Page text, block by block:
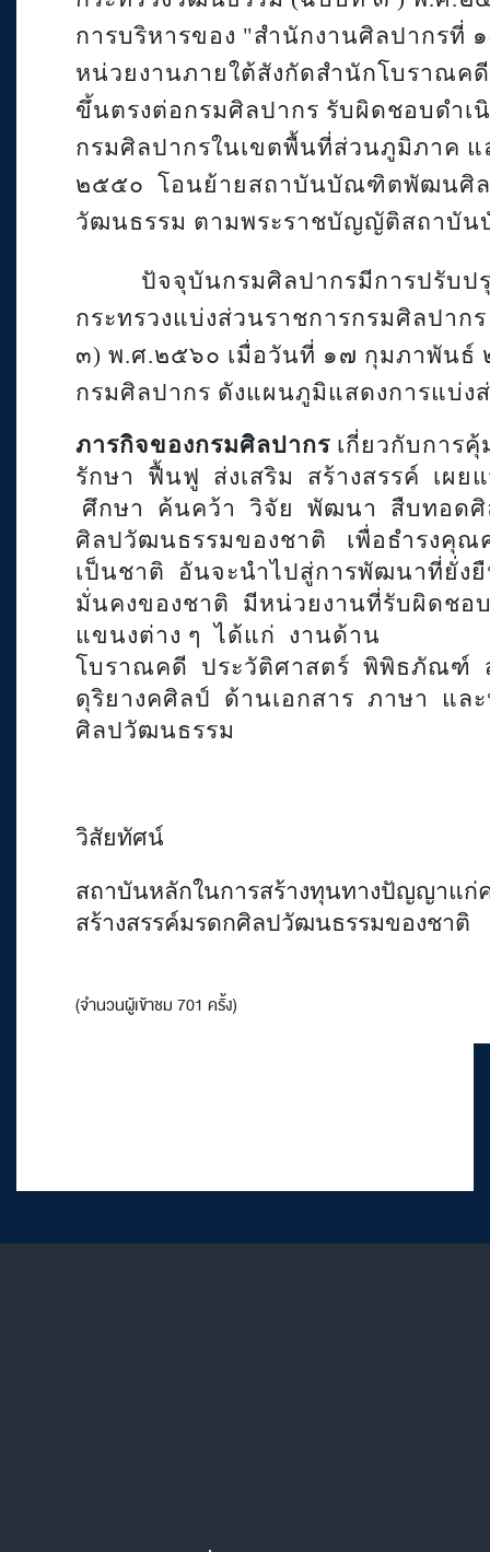
การบริหารของ "สำนักงานศิลปากรที่
หน่วยงานภายใต้สังกัดสำนักโบราณค
ขึ้นตรงต่อกรมศิลปากร รับผิดชอบดำ
กรมศิลปากรในเขตพื้นที่ส่วนภูมิภาค
๒๕๕๐ โอนย้ายสถาบันบัณฑิตพัฒนศิล
วัฒนธรรม ตามพระราชบัญญัติสถา
ปัจจุบันกรมศิลปากรมีการปรับป
กระทรวงแบ่งส่วนราชการกรมศิลปาก
๓) พ.ศ.๒๕๖๐ เมื่อวันที่ ๑๗ กุมภาพันธ์
กรมศิลปากร ดังแผนภูมิแสดงการแบ่ง
ภารกิจของกรมศิลปากร เกี่ยวกับการคุ้
รักษา
ฟื้นฟู ส่งเสริม สร้างสรรค์
เผย
ศึกษา
ค้นคว้า วิจัย พัฒนา
สืบทอดศิ
ศิลปวัฒนธรรมของชาติ
เพื่อธำรงคุ
เป็นชาติ
อันจะนำไปสู่การพัฒนาที่ยั่ง
มั่นคงของชาติ
มีหน่วยงานที่รับผิดชอ
แขนงต่าง ๆ ได้แก่
งานด้าน
โบราณคดี
ประวัติศาสตร์ พิพิธภัณฑ์
ดุริยางคศิลป์
ด้านเอกสาร ภาษา
แล
ศิลปวัฒนธรรม
วิสัยทัศน์
สถาบันหลักในการสร้างทุนทางปัญญาแก่
สร้างสรรค์มรดกศิลปวัฒนธรรมของชาติ
(จำนวนผู้เข้าชม 701 ครั้ง)